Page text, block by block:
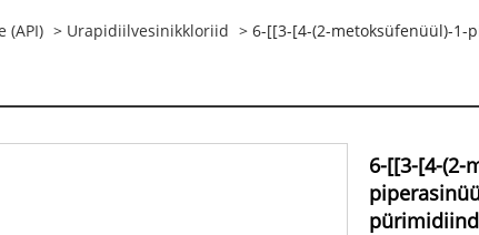
(API) > Urapidiilvesinikkloriid > 6-[[3-[4-(2-metoksüfenüül)-1-
6-[[3-[4-(2-